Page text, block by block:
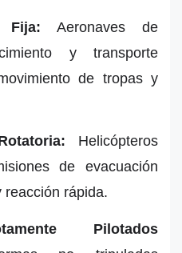
Fija: Aeronaves de
y transporte
de tropas y
Helicópteros
de evacuación
reacción rápida.
Pilotados